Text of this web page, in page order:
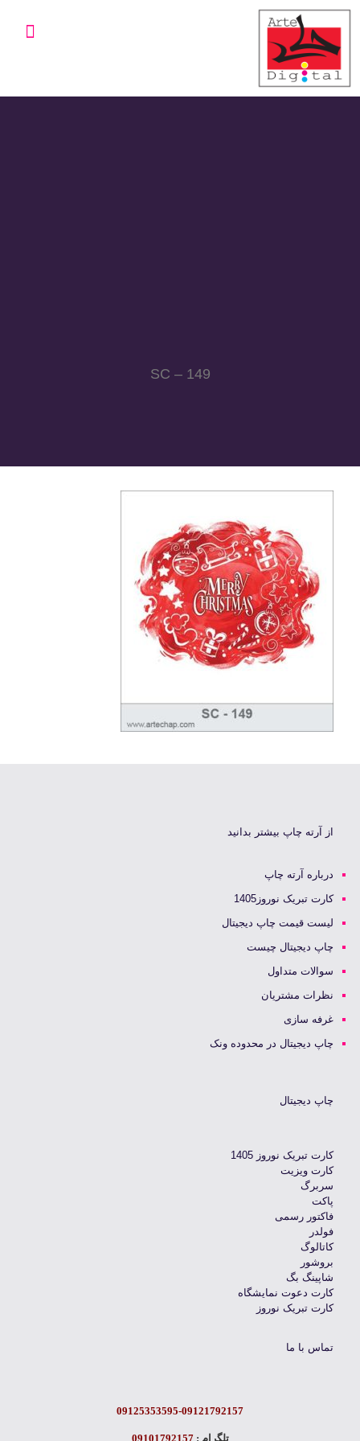
SC – 149
از آرته چاپ بیشتر بدانید
درباره آرته چاپ
کارت تبریک نوروز1405
لیست قیمت چاپ دیجیتال
چاپ دیجیتال چیست
سوالات متداول
نظرات مشتریان
غرفه سازی
چاپ دیجیتال در محدوده ونک
چاپ دیجیتال
کارت تبریک نوروز 1405
کارت ویزیت
سربرگ
پاکت
فاکتور رسمی
فولدر
کاتالوگ
بروشور
شاپینگ بگ
کارت دعوت نمایشگاه
کارت تبریک نوروز
تماس با ما
09125353595-09121792157
تلگرام :09101792157